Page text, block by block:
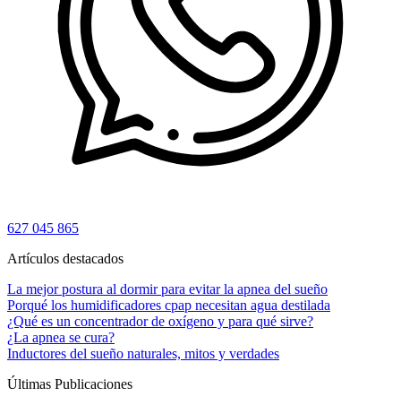
627 045 865
Artículos destacados
La mejor postura al dormir para evitar la apnea del sueño
Porqué los humidificadores cpap necesitan agua destilada
¿Qué es un concentrador de oxígeno y para qué sirve?
¿La apnea se cura?
Inductores del sueño naturales, mitos y verdades
Últimas Publicaciones